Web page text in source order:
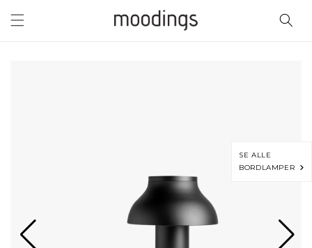
indhold
SE ALLE
BORDLAMPER